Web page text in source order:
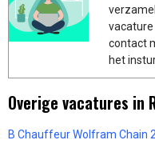
vacature
contact
het
Overige vacatures in
B Chauffeur Wolfram Chain